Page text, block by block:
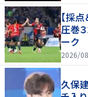
【採
圧巻
ーク
2026/
久保